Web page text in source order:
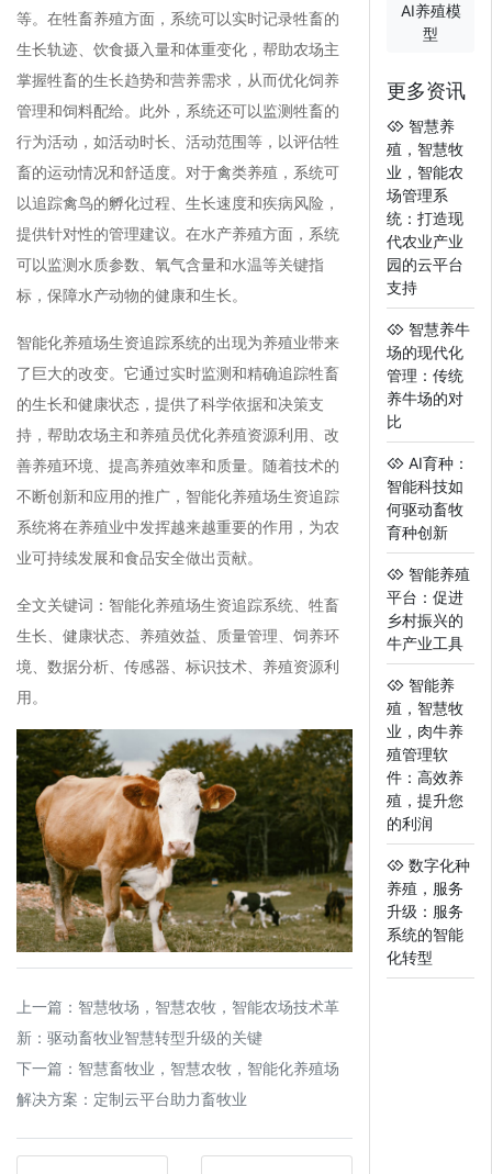
等。在牲畜养殖方面，系统可以实时记录牲畜的
生长轨迹、饮食摄入量和体重变化，帮助农场主
掌握牲畜的生长趋势和营养需求，从而优化饲养
管理和饲料配给。此外，系统还可以监测牲畜的
行为活动，如活动时长、活动范围等，以评估牲
畜的运动情况和舒适度。对于禽类养殖，系统可
以追踪禽鸟的孵化过程、生长速度和疾病风险，
提供针对性的管理建议。在水产养殖方面，系统
可以监测水质参数、氧气含量和水温等关键指
标，保障水产动物的健康和生长。
智能化养殖场生资追踪系统的出现为养殖业带来
了巨大的改变。它通过实时监测和精确追踪牲畜
的生长和健康状态，提供了科学依据和决策支
持，帮助农场主和养殖员优化养殖资源利用、改
善养殖环境、提高养殖效率和质量。随着技术的
不断创新和应用的推广，智能化养殖场生资追踪
系统将在养殖业中发挥越来越重要的作用，为农
业可持续发展和食品安全做出贡献。
全文关键词：智能化养殖场生资追踪系统、牲畜
生长、健康状态、养殖效益、质量管理、饲养环
境、数据分析、传感器、标识技术、养殖资源利
用。
上一篇： 智慧牧场，智慧农牧，智能农场技术革
新：驱动畜牧业智慧转型升级的关键
下一篇： 智慧畜牧业，智慧农牧，智能化养殖场
解决方案：定制云平台助力畜牧业
AI养殖模
型
更多资讯
智慧养
殖，智慧牧
业，智能农
场管理系
统：打造现
代农业产业
园的云平台
支持
智慧养牛
场的现代化
管理：传统
养牛场的对
比
AI育种：
智能科技如
何驱动畜牧
育种创新
智能养殖
平台：促进
乡村振兴的
牛产业工具
智能养
殖，智慧牧
业，肉牛养
殖管理软
件：高效养
殖，提升您
的利润
数字化种
养殖，服务
升级：服务
系统的智能
化转型